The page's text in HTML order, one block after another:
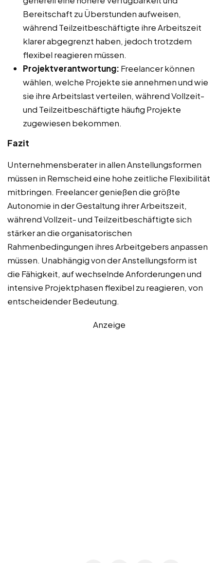
Bereitschaft zu Überstunden aufweisen,
während Teilzeitbeschäftigte ihre Arbeitszeit
klarer abgegrenzt haben, jedoch trotzdem
flexibel reagieren müssen.
Projektverantwortung: Freelancer können
wählen, welche Projekte sie annehmen und wie
sie ihre Arbeitslast verteilen, während Vollzeit-
und Teilzeitbeschäftigte häufig Projekte
zugewiesen bekommen.
Fazit
Unternehmensberater in allen Anstellungsformen
müssen in Remscheid eine hohe zeitliche Flexibilität
mitbringen. Freelancer genießen die größte
Autonomie in der Gestaltung ihrer Arbeitszeit,
während Vollzeit- und Teilzeitbeschäftigte sich
stärker an die organisatorischen
Rahmenbedingungen ihres Arbeitgebers anpassen
müssen. Unabhängig von der Anstellungsform ist
die Fähigkeit, auf wechselnde Anforderungen und
intensive Projektphasen flexibel zu reagieren, von
entscheidender Bedeutung.
Anzeige